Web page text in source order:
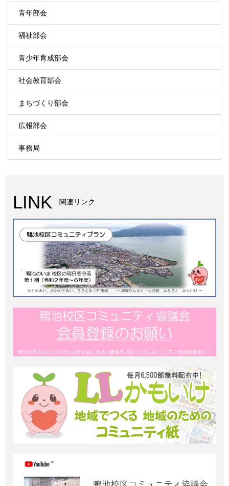
青年部会
福祉部会
青少年育成部会
社会教育部会
まちづくり部会
広報部会
事務局
LINK 関連リンク